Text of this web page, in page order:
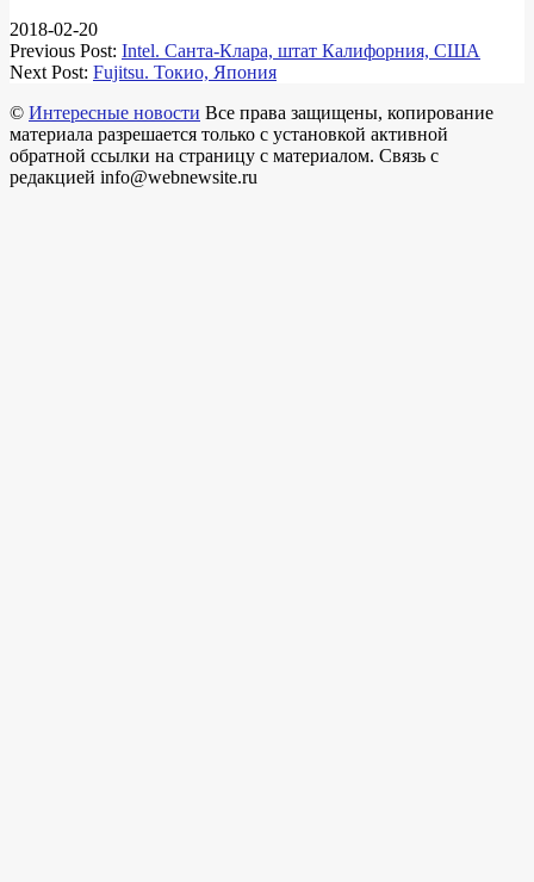
2018-02-20
Previous Post: Intel. Санта-Клара, штат Калифорния, США
Next Post: Fujitsu. Токио, Япония
© Интересные новости Все права защищены, копирование
материала разрешается только с установкой активной
обратной ссылки на страницу с материалом. Связь с
редакцией info@webnewsite.ru